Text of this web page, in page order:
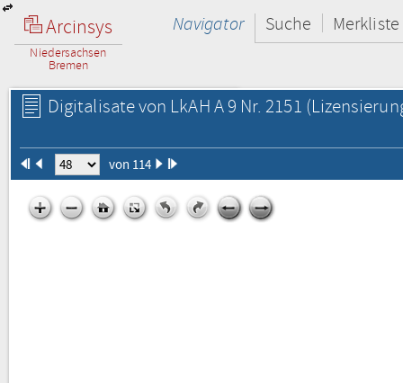
Arcinsys
Niedersachsen
Bremen
Navigator Suche Merkliste
Digitalisate von LkAH A 9 Nr. 2151
von 114